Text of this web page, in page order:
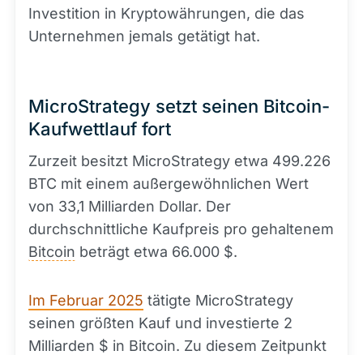
Investition in Kryptowährungen, die das
Unternehmen jemals getätigt hat.
MicroStrategy setzt seinen Bitcoin-
Kaufwettlauf fort
Zurzeit besitzt MicroStrategy etwa 499.226
BTC mit einem außergewöhnlichen Wert
von 33,1 Milliarden Dollar. Der
durchschnittliche Kaufpreis pro gehaltenem
Bitcoin beträgt etwa 66.000 $.
Im Februar 2025 tätigte MicroStrategy
seinen größten Kauf und investierte 2
Milliarden $ in Bitcoin. Zu diesem Zeitpunkt